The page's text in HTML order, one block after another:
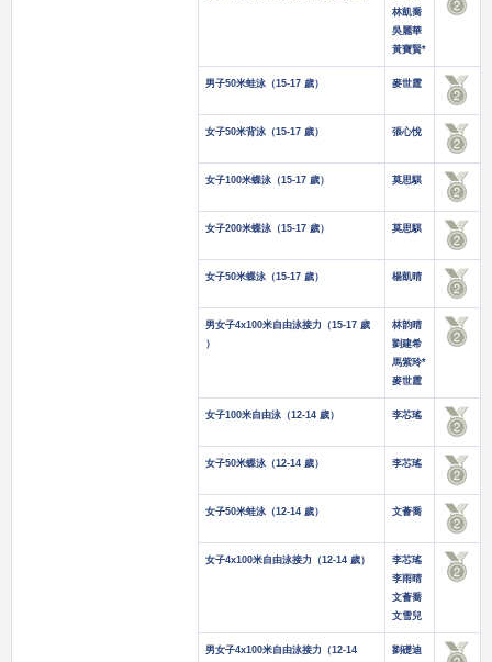
林凱喬
吳麗華
黃寶賢*
男子50米蛙泳（15-17 歲） 麥世霆
女子50米背泳（15-17 歲） 張心悅
女子100米蝶泳（15-17 歲） 莫思騏
女子200米蝶泳（15-17 歲） 莫思騏
女子50米蝶泳（15-17 歲） 楊凱晴
男女子4x100米自由泳接力（15-17 歲
）
林韵晴
劉建希
馬紫玲*
麥世霆
女子100米自由泳（12-14 歲） 李芯瑤
女子50米蝶泳（12-14 歲） 李芯瑤
女子50米蛙泳（12-14 歲） 文薈喬
女子4x100米自由泳接力（12-14 歲）
李芯瑤
李雨晴
文薈喬
文雪兒
男女子4x100米自由泳接力（12-14
劉礎迪